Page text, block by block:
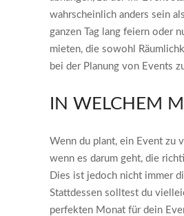
wahrscheinlich anders sein
ganzen Tag lang feiern oder
mieten, die sowohl
bei der Planung von Events
IN WELCHEM
Wenn du plant, ein Event zu
wenn es darum geht, die
Dies ist jedoch nicht immer
Stattdessen solltest du
perfekten Monat für dein